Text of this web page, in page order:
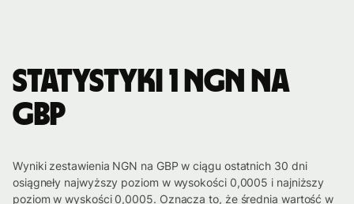
Statystyki 1 NGN na
GBP
Wyniki zestawienia NGN na GBP w ciągu ostatnich 30 dni
osiągneły najwyższy poziom w wysokości 0,0005 i najniższy
poziom w wyskości 0,0005. Oznacza to, że średnia wartość w